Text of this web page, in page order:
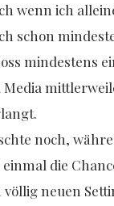
wenn ich
schon
mindestens
Media
noch,
einmal die
neuen